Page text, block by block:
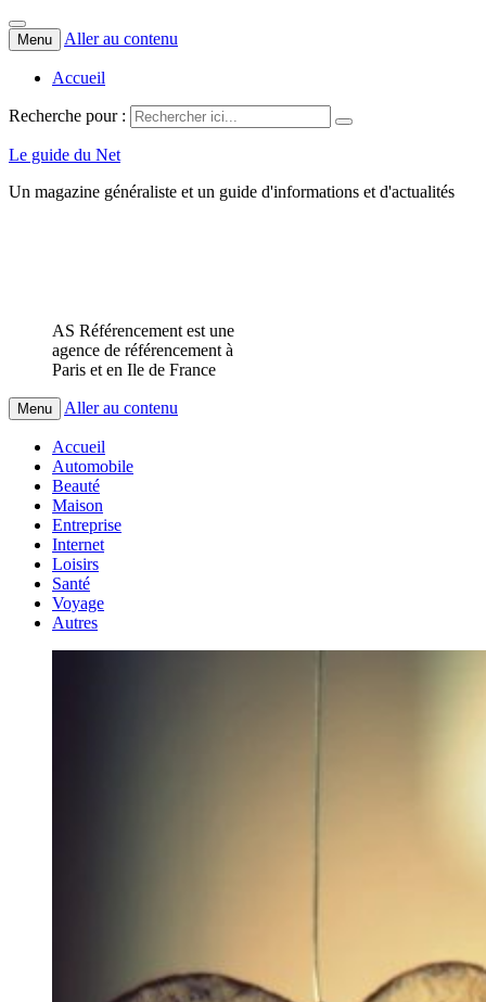
Menu Aller au contenu
Accueil
Recherche pour :
Le guide du Net
Un magazine généraliste et un guide d'informations et d'actualités
AS Référencement est une
agence de référencement à
Paris et en Ile de France
Menu Aller au contenu
Accueil
Automobile
Beauté
Maison
Entreprise
Internet
Loisirs
Santé
Voyage
Autres